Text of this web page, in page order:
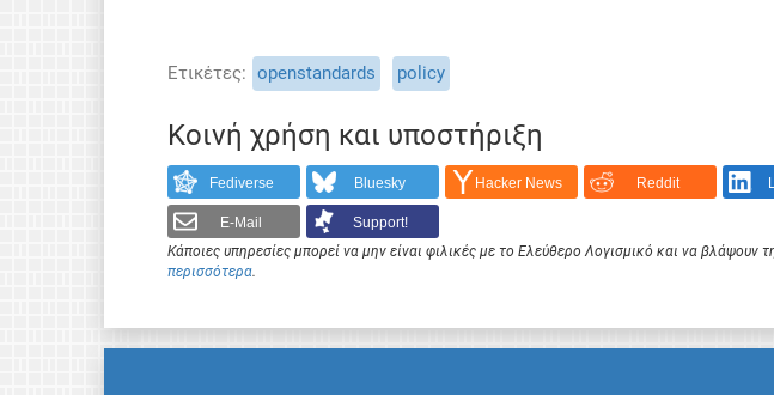
Ετικέτες openstandards policy
Κοινή χρήση και υποστήριξη
Fediverse Bluesky Hacker News Reddit
E-Mail
Support!
Κάποιες υπηρεσίες μπορεί να μην είναι φιλικές με το Ελεύθερο Λογισμικό και να βλάψουν
περισσότερα.